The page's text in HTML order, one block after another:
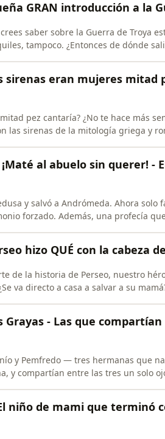
GRAN introducción a la
saber sobre la Guerra de Troya
¿Entonces de dónde salió todo? Hoy te presento
sirenas eran mujeres mitad
pez cantaría? ¿No te hace más
al abuelo sin querer! -
y salvó a Andrómeda. Ahora solo
forzado. Además, una profecía
Por accidente, como casi todo en su vida. (Si no
hizo QUÉ con la cabeza
de la historia de Perseo, nuestro
a casa a salvar a su mamá? NOOOHH. Se le
Grayas - Las que
y Pemfredo — tres hermanas que
y compartían entre las tres un solo
niño de mami que terminó